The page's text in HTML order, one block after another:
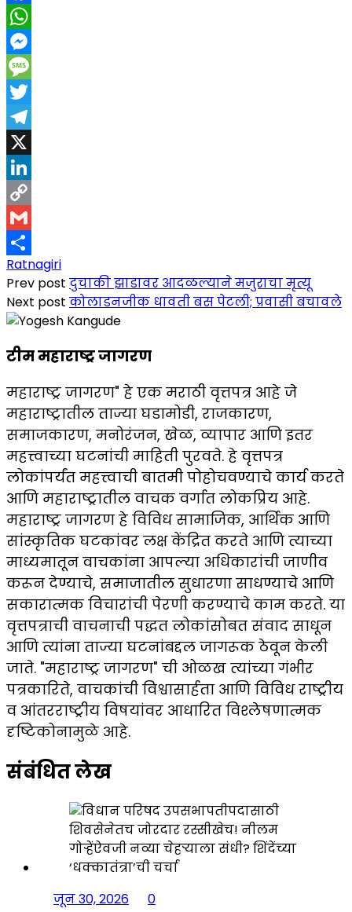
Facebook
WhatsApp
Messenger
Message
Twitter
Telegram
X
LinkedIn
Copy
Link
Gmail
Share
Ratnagiri
Prev post दुचाकी झाडावर आदळल्याने मजुराचा मृत्यू
Next post कोलाडनजीक धावती बस पेटली; प्रवासी बचावले
टीम महाराष्ट्र जागरण
महाराष्ट्र जागरण" हे एक मराठी वृत्तपत्र आहे जे
महाराष्ट्रातील ताज्या घडामोडी, राजकारण,
समाजकारण, मनोरंजन, खेळ, व्यापार आणि इतर
महत्त्वाच्या घटनांची माहिती पुरवते. हे वृत्तपत्र
लोकांपर्यंत महत्त्वाची बातमी पोहोचवण्याचे कार्य करते
आणि महाराष्ट्रातील वाचक वर्गात लोकप्रिय आहे.
महाराष्ट्र जागरण हे विविध सामाजिक, आर्थिक आणि
सांस्कृतिक घटकांवर लक्ष केंद्रित करते आणि त्याच्या
माध्यमातून वाचकांना आपल्या अधिकारांची जाणीव
करून देण्याचे, समाजातील सुधारणा साधण्याचे आणि
सकारात्मक विचारांची पेरणी करण्याचे काम करते. या
वृत्तपत्राची वाचनाची पद्धत लोकांसोबत संवाद साधून
आणि त्यांना ताज्या घटनांबद्दल जागरूक ठेवून केली
जाते. "महाराष्ट्र जागरण" ची ओळख त्यांच्या गंभीर
पत्रकारिते, वाचकांची विश्वासार्हता आणि विविध राष्ट्रीय
व आंतरराष्ट्रीय विषयांवर आधारित विश्लेषणात्मक
दृष्टिकोनामुळे आहे.
संबंधित लेख
जून 30, 2026
0